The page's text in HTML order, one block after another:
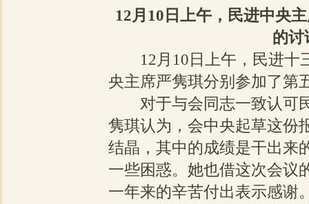
12月10日上午，民进中央
的讨
12月10日上午，民进十
央主席严隽琪分别参加了
对于与会同志一致认可民
隽琪认为，会中央起草这份
结晶，其中的成绩是干出来
一些困惑。她也借这次会议
一年来的辛苦付出表示感谢